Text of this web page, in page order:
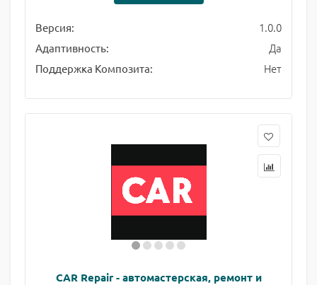
Версия: 1.0.0
Адаптивность: Да
Поддержка Композита: Нет
CAR Repair - автомастерская, ремонт и